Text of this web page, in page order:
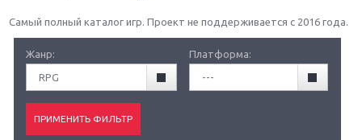
Самый полный каталог игр. Проект не поддерживается с 2016 года.
Жанр:
RPG
Платформа:
---